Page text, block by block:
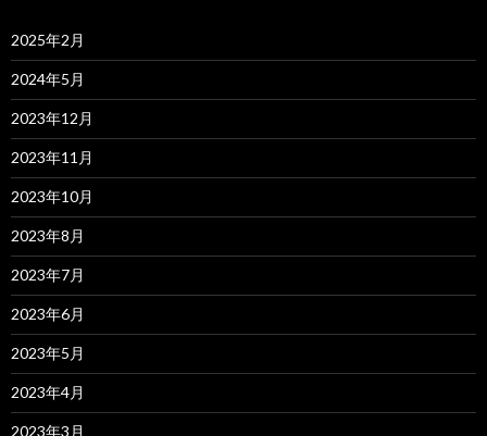
2025年2月
2024年5月
2023年12月
2023年11月
2023年10月
2023年8月
2023年7月
2023年6月
2023年5月
2023年4月
2023年3月